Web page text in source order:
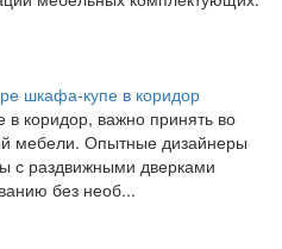
шкафа-купе в коридор
коридор, важно принять во
мебели. Опытные дизайнеры
с раздвижными дверками
без необ...